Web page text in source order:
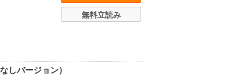
無料立読み
しバージョン）